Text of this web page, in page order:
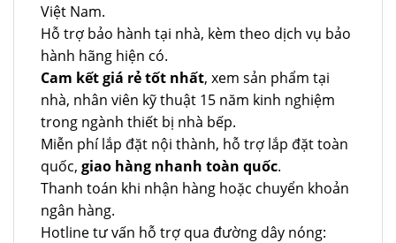
Việt Nam.
Hỗ trợ bảo hành tại nhà, kèm theo dịch vụ bảo
hành hãng hiện có.
Cam kết giá rẻ tốt nhất, xem sản phẩm tại
nhà, nhân viên kỹ thuật 15 năm kinh nghiệm
trong ngành thiết bị nhà bếp.
Miễn phí lắp đặt nội thành, hỗ trợ lắp đặt toàn
quốc, giao hàng nhanh toàn quốc.
Thanh toán khi nhận hàng hoặc chuyển khoản
ngân hàng.
Hotline tư vấn hỗ trợ qua đường dây nóng: